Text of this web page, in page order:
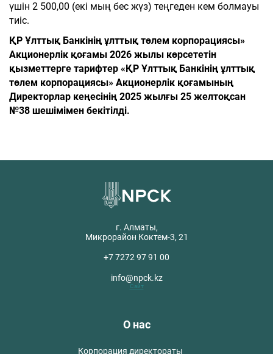
үшін 2 500,00 (екі мың бес жүз) теңгеден кем болмауы
тиіс.
ҚР Ұлттық Банкінің ұлттық төлем корпорациясы»
Акционерлік қоғамы 2026 жылы көрсететін
қызметтерге тарифтер «ҚР Ұлттық Банкінің ұлттық
төлем корпорациясы» Акционерлік қоғамының
Директорлар кеңесінің 2025 жылғы 25 желтоқсан
№38 шешімімен бекітілді.
г. Алматы,
Микрорайон Коктем-3, 21
+7 7272 97 91 00
info@npck.kz
Сайт
О нас
Корпорация директораты